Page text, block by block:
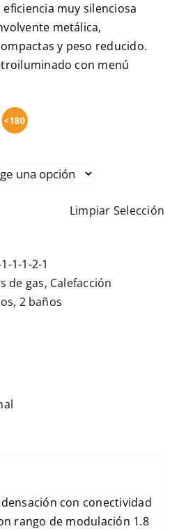
muy silenciosa
metálica,
y peso reducido.
con menú
Limpiar Selección
1-1-2-1
de gas, Calefacción
, 2 baños
con conectividad
rango de modulación 1.8